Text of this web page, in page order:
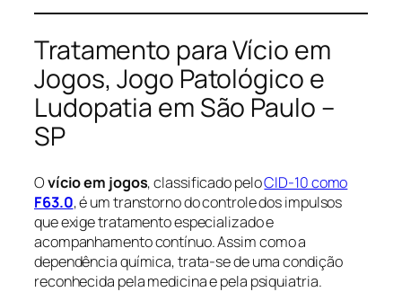
Tratamento para Vício em
Jogos, Jogo Patológico e
Ludopatia em São Paulo –
SP
Ovício em jogos, classificado peloCID-10 como
F63.0, é um transtorno do controle dos impulsos
que exige tratamento especializado e
acompanhamento contínuo. Assim como a
dependência química, trata-se de uma condição
reconhecida pela medicina e pela psiquiatria.